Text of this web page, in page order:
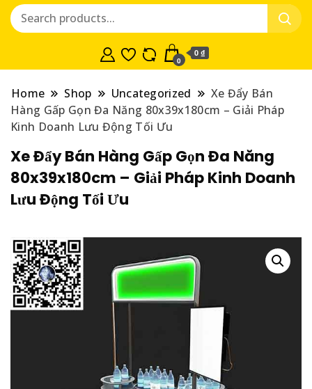
0
0 ₫
Home Shop Uncategorized
Xe Đẩy Bán
Hàng Gấp Gọn Đa Năng 80x39x180cm – Giải Pháp
Kinh Doanh Lưu Động Tối Ưu
Xe Đẩy Bán Hàng Gấp Gọn Đa Năng
80x39x180cm – Giải Pháp Kinh Doanh
Lưu Động Tối Ưu